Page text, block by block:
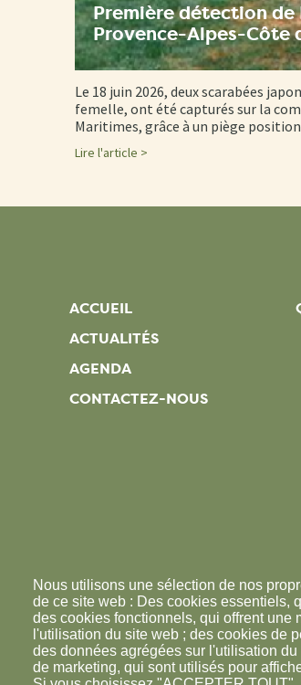
Première détection
Provence-Alpes-Côte
Le 18 juin 2026, deux scarabées
femelle, ont été capturés sur la
Maritimes, grâce à un piège
Lire l'article >
ACCUEIL
ACTUALITÉS
AGENDA
CONTACTEZ-NOUS
Nous utilisons une sélection de nos
de ce site web : Des cookies essentiels,
des cookies fonctionnels, qui offrent
l'utilisation du site web ; des cookies de
des données agrégées sur l'utilisation
de marketing, qui sont utilisés pour